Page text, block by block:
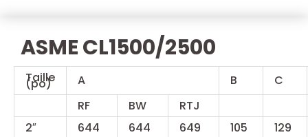
ASME CL1500/2500
Taille
(po) A B
C
RF
BW
RTJ
2″
644 644 649 105
129